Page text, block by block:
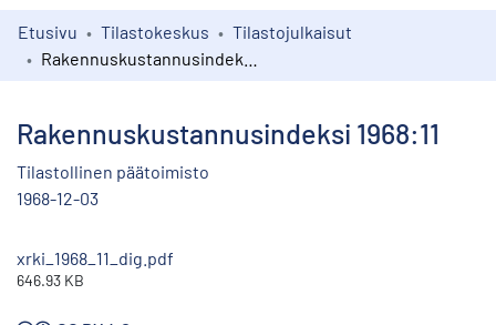
Kokoelmat
Etusivu Tilastokeskus
Tilastojulkaisut
Rakennuskustannusindeksi 1968:11
Tilastollinen päätoimisto
1968-12-03
xrki_1968_11_dig.pdf
646.93 KB